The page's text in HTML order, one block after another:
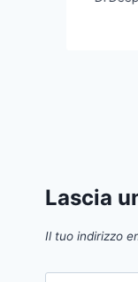
Lascia
Il tuo indirizzo